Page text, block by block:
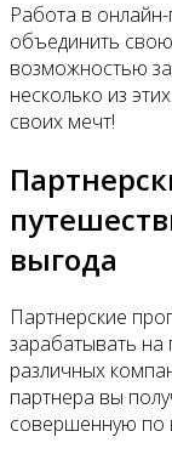
Работа в
объединить
возможностью
несколько из
своих мечт!
выгода
Партнерские
зарабатывать на
различных
партнера вы
совершенную по